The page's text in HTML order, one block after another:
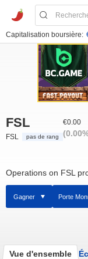
Capitalisation boursière:
FSL
FSL pas de rang
€0.00
Operations on FSL
Gagner Porte
Vue d'ensemble